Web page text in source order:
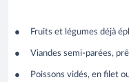
Fruits et légumes déjà
Viandes semi-parées,
Poissons vidés, en filet